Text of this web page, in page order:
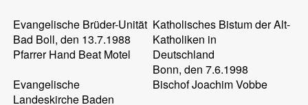
Evangelische Brüder-Unität
Bad Boll, den 13.7.1988
Pfarrer Hand Beat Motel
Evangelische
Landeskirche Baden
Katholisches Bistum der Alt-
Katholiken in
Deutschland
Bonn, den 7.6.1998
Bischof Joachim Vobbe